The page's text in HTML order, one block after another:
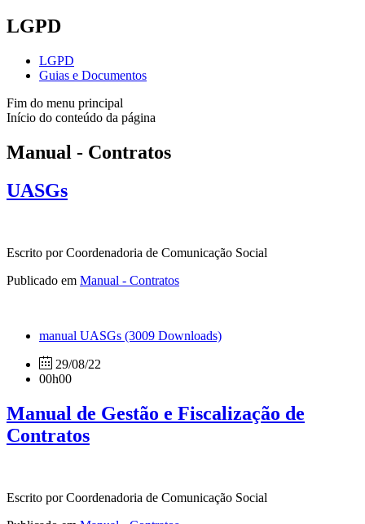
LGPD
LGPD
Guias e Documentos
Fim do menu principal
Início do conteúdo da página
Manual - Contratos
UASGs
Escrito por Coordenadoria de Comunicação Social
Publicado em Manual - Contratos
manual UASGs (3009 Downloads)
29/08/22
00h00
Manual de Gestão e Fiscalização de
Contratos
Escrito por Coordenadoria de Comunicação Social